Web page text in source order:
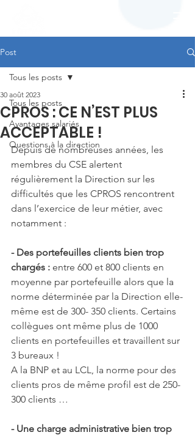
Post
Tous les posts
Avantages salariés
Questions à la direction
Tous les posts
CPROS : CE N’EST PLUS
ACCEPTABLE !
30 août 2023
Depuis de nombreuses années, les
membres du CSE alertent
régulièrement la Direction sur les
difficultés que les CPROS rencontrent
dans l’exercice de leur métier, avec
notamment :
- Des portefeuilles clients bien trop
chargés : entre 600 et 800 clients en
moyenne par portefeuille alors que la
norme déterminée par la Direction elle-
même est de 300- 350 clients. Certains
collègues ont même plus de 1000
clients en portefeuilles et travaillent sur
3 bureaux !
A la BNP et au LCL, la norme pour des
clients pros de même profil est de 250-
300 clients …
- Une charge administrative bien trop